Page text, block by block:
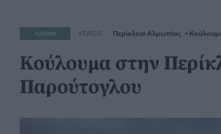
Αριδαία #TAGS Περίκλεια Αλμωπίας
Κούλουμα στην
Παρούτογλου